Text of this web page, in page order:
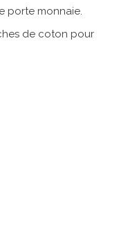
porte monnaie.
de coton pour